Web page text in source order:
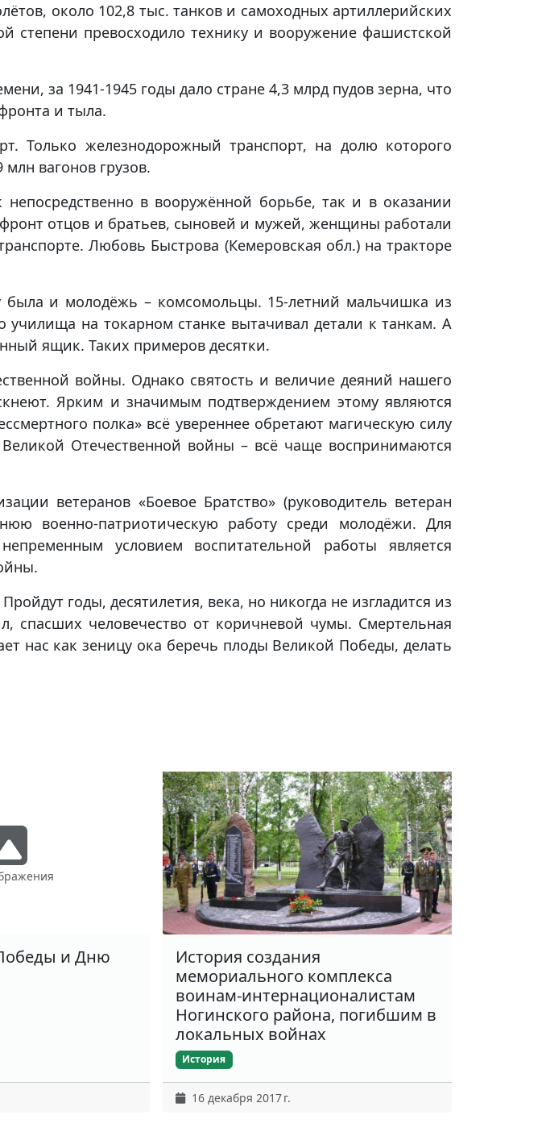
около 102,8 тыс. танков и самоходных артиллерийских
степени превосходило технику и вооружение фашистской
за 1941-1945 годы дало стране 4,3 млрд пудов зерна, что
и тыла.
Только железнодорожный транспорт, на долю которого
вагонов грузов.
в вооружённой борьбе, так и в оказании
отцов и братьев, сыновей и мужей, женщины работали
Любовь Быстрова (Кемеровская обл.) на тракторе
и молодёжь – комсомольцы. 15-летний мальчишка из
на токарном станке вытачивал детали к танкам. А
ящик. Таких примеров десятки.
войны. Однако святость и величие деяний нашего
Ярким и значимым подтверждением этому являются
полка» всё увереннее обретают магическую силу
Отечественной войны – всё чаще воспринимаются
ветеранов «Боевое Братство» (руководитель ветеран
военно-патриотическую работу среди молодёжи. Для
условием воспитательной работы является
годы, десятилетия, века, но никогда не изгладится из
человечество от коричневой чумы. Смертельная
нас как зеницу ока беречь плоды Великой Победы, делать
и Дню
История создания
мемориального комплекса
воинам-интернационалистам
Ногинского района, погибшим в
локальных войнах
История
16 декабря 2017 г.